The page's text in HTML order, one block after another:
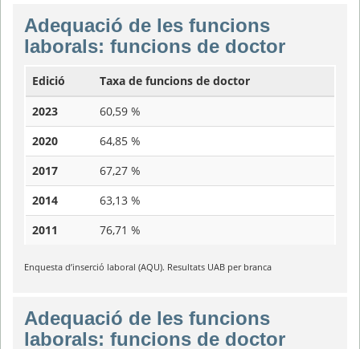
Adequació de les funcions
laborals: funcions de doctor
Edició
Taxa de funcions de doctor
2023
60,59 %
2020
64,85 %
2017
67,27 %
2014
63,13 %
2011
76,71 %
Enquesta d’inserció laboral (AQU). Resultats UAB per branca
Adequació de les funcions
laborals: funcions de doctor